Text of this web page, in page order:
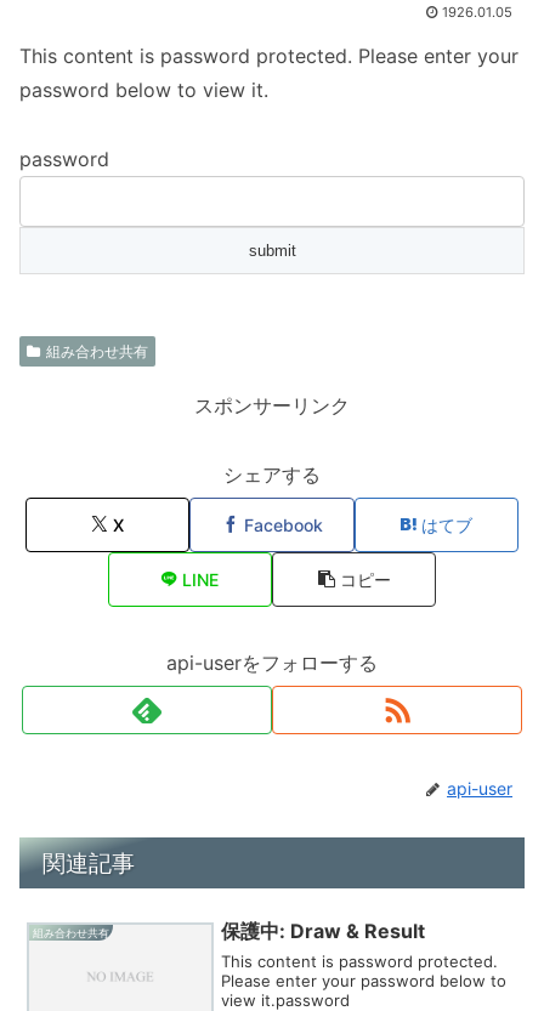
1926.01.05
This content is password protected. Please enter your
password below to view it.
password
組み合わせ共有
スポンサーリンク
シェアする
X Facebook はてブ
LINE コピー
api-userをフォローする
api-user
関連記事
組み合わせ共有 保護中: Draw & Result
This content is password protected.
Please enter your password below to
view it.password